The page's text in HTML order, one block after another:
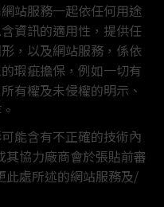
站服務一起依任何用途
資訊的適用性，提供任
，以及網站服務，係依
瑕疵擔保，例如一切有
有權及未侵權的明示、
能含有不正確的技術內
協力廠商會於張貼前審
此處所述的網站服務及/